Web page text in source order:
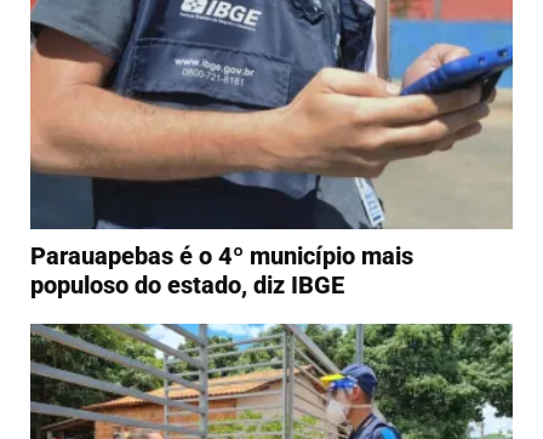
Parauapebas é o 4º município mais
populoso do estado, diz IBGE